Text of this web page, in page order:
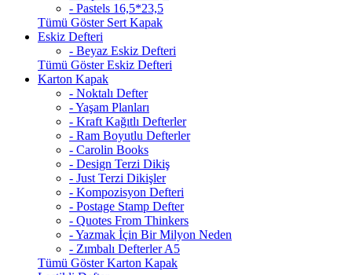
- Pastels 16,5*23,5
Tümü Göster Sert Kapak
Eskiz Defteri
- Beyaz Eskiz Defteri
Tümü Göster Eskiz Defteri
Karton Kapak
- Noktalı Defter
- Yaşam Planları
- Kraft Kağıtlı Defterler
- Ram Boyutlu Defterler
- Carolin Books
- Design Terzi Dikiş
- Just Terzi Dikişler
- Kompozisyon Defteri
- Postage Stamp Defter
- Quotes From Thinkers
- Yazmak İçin Bir Milyon Neden
- Zımbalı Defterler A5
Tümü Göster Karton Kapak